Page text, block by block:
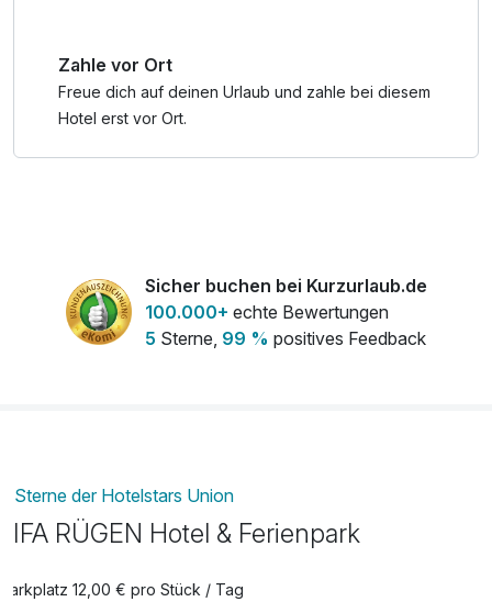
Ostseebäder wie Binz, Sellin oder Göhren oder genießen
Sie die Ruhe der Boddenlandschaft im Süden der Insel.
Stille der Natur bei einem Saunagang mit Meerblick.
Zahle vor Ort
Freue dich auf deinen Urlaub und zahle bei diesem
Hotel erst vor Ort.
Sicher buchen bei Kurzurlaub.de
100.000+ echte Bewertungen
5 Sterne, 99 % positives Feedback
Sterne der Hotelstars Union
IFA RÜGEN Hotel & Ferienpark
Parkplatz 12,00 € pro Stück / Tag